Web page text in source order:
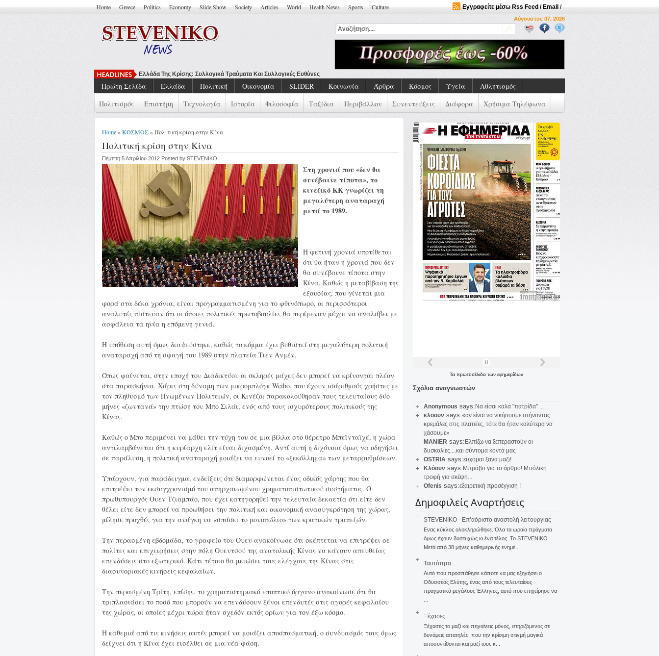
Home Greece Politics Economy Slide.Show Society Articles World Health News Sports Culture Εγγραφείτε μέσω Rss Feed / Email /
Αύγουστος 07, 2026
Να Μπορείς Να Πεις ''Έ
Πρώτη Σελίδα Ελλάδα Πολιτική Οικονομία SLIDER Κοινωνία Άρθρα Κόσμος Υγεία
Αθλητισμός
Πολιτισμός
Επιστήμη Τεχνολογία Ιστορία Φιλοσοφία Ταξίδια Περιβάλλον Συνεντεύξεις Διάφορα Χρήσιμα Τηλέφωνα
Home»ΚΟΣΜΟΣ» Πολιτική κρίση στην Κίνα
Πολιτική κρίση στην Κίνα
Πέμπτη 5 Απριλίου 2012 Posted by STEVENIKO
Στη χρονιά που «δεν θα
συνέβαινε τίποτα», το
κινεζικό ΚΚ γνωρίζει τη
μεγαλύτερη αναταραχή
μετά το 1989.
Η φετινή χρονιά υποτίθεται
ότι θα ήταν η χρονιά που δεν
θα συνέβαινε τίποτα στην
Κίνα. Καθώς η μεταβίβαση της
εξουσίας, που γίνεται μια
φορά στα δέκα χρόνια, είναι προγραμματισμένη για το φθινόπωρο, οι περισσότεροι
αναλυτές πίστευαν ότι οι όποιες πολιτικές πρωτοβουλίες θα περίμεναν μέχρι να αναλάβει με
ασφάλεια τα ηνία η επόμενη γενιά.
Η υπόθεση αυτή όμως διαψεύστηκε, καθώς το κόμμα έχει βυθιστεί στη μεγαλύτερη πολιτική
αναταραχή από τη σφαγή του 1989 στην πλατεία Τιεν Ανμέν.
Όπως φαίνεται, στην εποχή του Διαδικτύου οι σκληρές μάχες δεν μπορεί να κρίνονται πλέον
στα παρασκήνια. Χάρις στη δύναμη των μικρομπλόγκ Weibo, που έχουν ισάριθμούς χρήστες με
τον πληθυσμό των Ηνωμένων Πολιτειών, οι Κινέζοι παρακολούθησαν τους τελευταίους δύο
μήνες «ζωντανά» την πτώση του Μπο Σιλάι, ενός από τους ισχυρότερους πολιτικούς της
Κίνας.
Καθώς ο Μπο περιμένει να μάθει την τύχη του σε μια βίλλα στο θέρετρο Μπεϊνταϊχέ, η χώρα
αντιλαμβάνεται ότι η κυρίαρχη ελίτ είναι διχασμένη. Αντί αυτή η διχόνοια όμως να οδηγήσει
σε παράλυση, η πολιτική αναταραχή μοιάζει να ευνοεί το «ξεκόλλημα» των μεταρρυθμίσεων.
Υπάρχουν, για παράδειγμα, ενδείξεις ότι διαμορφώνεται ένας οδικός χάρτης που θα
επιτρέψει τον εκσυγχρονισμό του απηρχαιωμένου χρηματοπιστωτικού συστήματος. Ο
πρωθυπουργός Ουεν Τζιαμπάο, που έχει κατηγορηθεί την τελευταία δεκαετία ότι είτε δεν
θέλει είτε δεν μπορεί να προωθήσει την πολιτική και οικονομική ανασυγκρότηση της χώρας,
μίλησε προχθές για την ανάγκη να «σπάσει το μονοπώλιο» των κρατικών τραπεζών.
Την περασμένη εβδομάδα, το γραφείο του Ουεν ανακοίνωσε ότι σκέπτεται να επιτρέψει σε
πολίτες και επιχειρήσεις στην πόλη Ουεντσού της ανατολικής Κίνας να κάνουν απευθείας
επενδύσεις στο εξωτερικό. Κάτι τέτοιο θα μειώσει τους ελέγχους της Κίνας στις
διασυνοριακές κινήσεις κεφαλαίων.
Την περασμένη Τρίτη, επίσης, το χρηματιστηριακό εποπτικό όργανο ανακοίνωσε ότι θα
τριπλασιάσει το ποσό που μπορούν να επενδύσουν ξένοι επενδυτές στις αγορές κεφαλαίου
της χώρας, οι οποίες μέχρι τώρα ήταν σχεδόν εκτός ορίων για τον έξω κόσμο.
Η καθεμιά από τις κινήσεις αυτές μπορεί να μοιάζει αποσπασματική, ο συνδυασμός τους όμως
δείχνει ότι η Κίνα έχει εισέλθει σε μια νέα φάση.
Τα πρωτοσέλιδα των εφημερίδων
Σχόλια αναγνωστών
Anonymous says: Να είσαι καλά "πατρίδα" ...
κλοουν says:«αν είναι να νικήσουμε στήνοντας
κρεμάλες στις πλατείες, τότε θα ήταν καλύτερα να
χάσουμε»
MANIER says: Ελπίζω να ξεπεραστούν οι
δυσκολίες....και σύντομα κοντά μας
OSTRIA says:ευχομαι ξανα μαζι!
Κλόουν says: Μπράβο για το άρθρο! Μπόλικη
τροφή για σκέψη...
Ofenis says:εξαιρετική προσέγγιση !
Δημοφιλείς Αναρτήσεις
STEVENIKO - Επ’αόριστο αναστολή λειτουργίας
Ενας κύκλος ολοκληρώθηκε. Όλα τα ωραία πράγματα
όμως έχουν δυστυχώς κι ένα τέλος. Το STEVENIKO
Μετά από 38 μήνες καθημερινής ενημέ...
Ταυτότητα...
Αυτό που προσπάθησε κάποτε να μας εξηγήσει ο
Οδυσσέας Ελύτης, ένας από τους τελευταίους
πραγματικά μεγάλους Έλληνες, αυτό που επιχείρησε να
...
Ξέχασες…
Ξέχασες το μαζί και πηγαίνεις μόνος, στηριζόμενος σε
δυνάμεις απατηλές, που την κρίσιμη στιγμή μαγικά
αποσυντίθονται και μαζί τους κ...